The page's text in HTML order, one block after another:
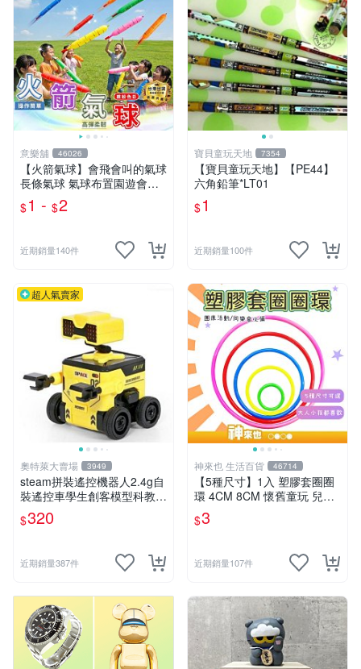
意樂舖 46026
【火箭氣球】會飛會叫的氣球
長條氣球 氣球布置園遊會氣
球 生日派對氣球 彩色氣球☆
意樂鋪☆
$1 - $2
近期銷量140件
寶貝童玩天地 7354
【寶貝童玩天地】【PE44】
六角鉛筆*LT01
$1
近期銷量100件
超人氣賣家
奧特萊大賣場 3949
steam拼裝遙控機器人2.4g自
裝遙控車學生創客模型科教玩
具 推薦推薦締造W
$320
近期銷量387件
神來也 生活百貨 46714
【5種尺寸】1入 塑膠套圈圈
環 4CM 8CM 懷舊童玩 兒童
玩具 夜市套圈圈 塑膠套環 遊
戲道具 套環
$3
近期銷量107件